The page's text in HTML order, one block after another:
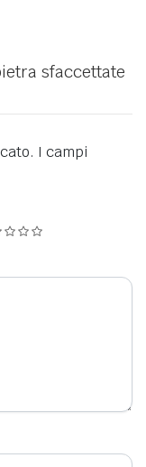
sfaccettate
I campi